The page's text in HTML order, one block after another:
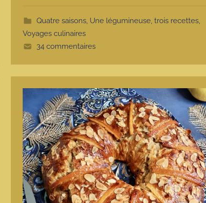
t
Quatre saisons, Une légumineuse, trois recettes,
Voyages culinaires
34 commentaires